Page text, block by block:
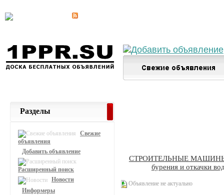
СТРОИТЕЛЬНЫЕ
бурения и откачки
Объявление не актуально
Разделы
Свежие
объявления
Добавить объявление
Расширенный поиск
Новости
Информеры